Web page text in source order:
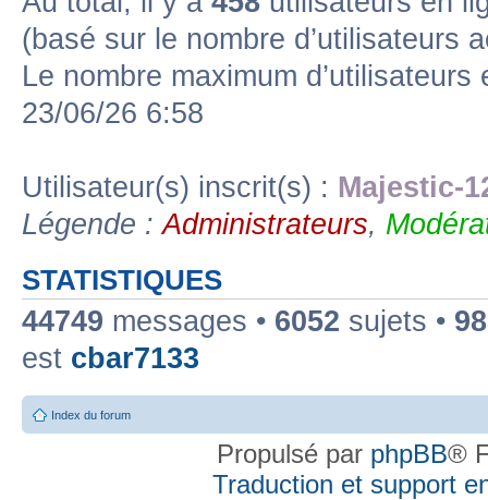
(basé sur le nombre d’utilisateurs
Le nombre maximum
23/06/26 6:58
Utilisateur(s) inscrit(s) : Majestic-
Légende :Administrateurs,
STATISTIQUES
44749 messages • 6052 sujets •
est cbar7133
Index du forum
Propulsé par phpBB®
Traduction et support